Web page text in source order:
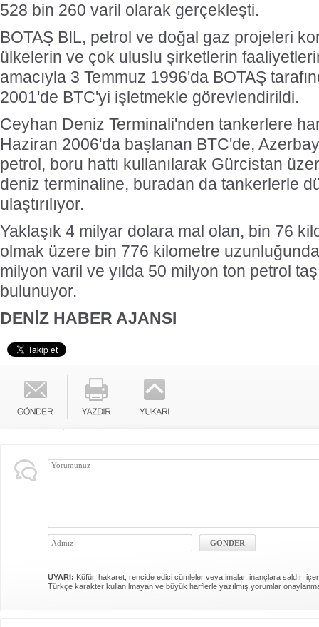
528 bin 260 varil olarak gerçekleşti.
BOTAŞ BIL, petrol ve doğal gaz projeleri
ülkelerin ve çok uluslu şirketlerin
amacıyla 3 Temmuz 1996'da BOTAŞ
2001'de BTC'yi işletmekle görevlendirildi.
Ceyhan Deniz Terminali'nden tankerlere
Haziran 2006'da başlanan BTC'de,
petrol, boru hattı kullanılarak Gürcistan
deniz terminaline, buradan da tankerlerle
ulaştırılıyor.
Yaklaşık 4 milyar dolara mal olan, bin 76
olmak üzere bin 776 kilometre
milyon varil ve yılda 50 milyon ton petrol
bulunuyor.
DENİZ HABER AJANSI
UYARI: Küfür, hakaret, rencide edici cümleler veya imalar, inançlara saldırı
Türkçe karakter kullanılmayan ve büyük harflerle yazılmış yorumlar